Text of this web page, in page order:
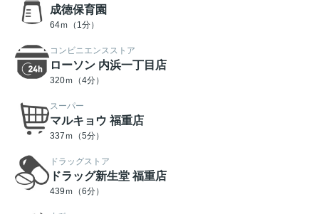
成徳保育園
64ｍ（1分）
コンビニエンスストア
ローソン 内浜一丁目店
320ｍ（4分）
スーパー
マルキョウ 福重店
337ｍ（5分）
ドラッグストア
ドラッグ新生堂 福重店
439ｍ（6分）